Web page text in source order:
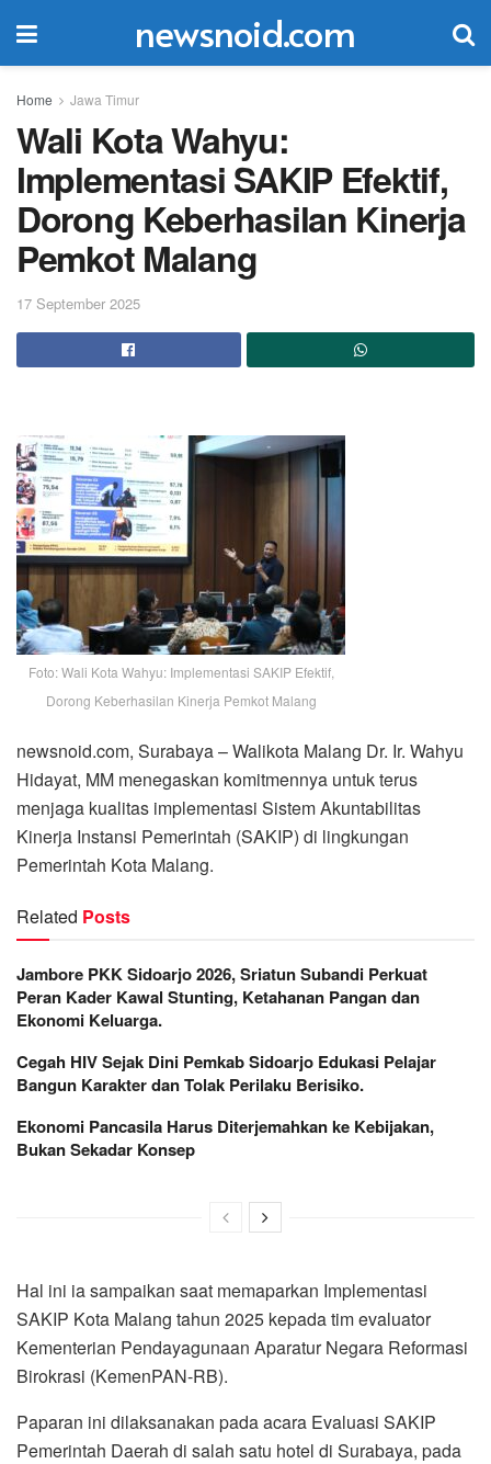
newsnoid.com
Home Jawa Timur
Wali Kota Wahyu:
Implementasi SAKIP Efektif,
Dorong Keberhasilan Kinerja
Pemkot Malang
17 September 2025
Foto: Wali Kota Wahyu: Implementasi SAKIP Efektif,
Dorong Keberhasilan Kinerja Pemkot Malang
newsnoid.com, Surabaya – Walikota Malang Dr. Ir. Wahyu
Hidayat, MM menegaskan komitmennya untuk terus
menjaga kualitas implementasi Sistem Akuntabilitas
Kinerja Instansi Pemerintah (SAKIP) di lingkungan
Pemerintah Kota Malang.
Related Posts
Jambore PKK Sidoarjo 2026, Sriatun Subandi Perkuat
Peran Kader Kawal Stunting, Ketahanan Pangan dan
Ekonomi Keluarga.
Cegah HIV Sejak Dini Pemkab Sidoarjo Edukasi Pelajar
Bangun Karakter dan Tolak Perilaku Berisiko.
Ekonomi Pancasila Harus Diterjemahkan ke Kebijakan,
Bukan Sekadar Konsep
Hal ini ia sampaikan saat memaparkan Implementasi
SAKIP Kota Malang tahun 2025 kepada tim evaluator
Kementerian Pendayagunaan Aparatur Negara Reformasi
Birokrasi (KemenPAN-RB).
Paparan ini dilaksanakan pada acara Evaluasi SAKIP
Pemerintah Daerah di salah satu hotel di Surabaya, pada